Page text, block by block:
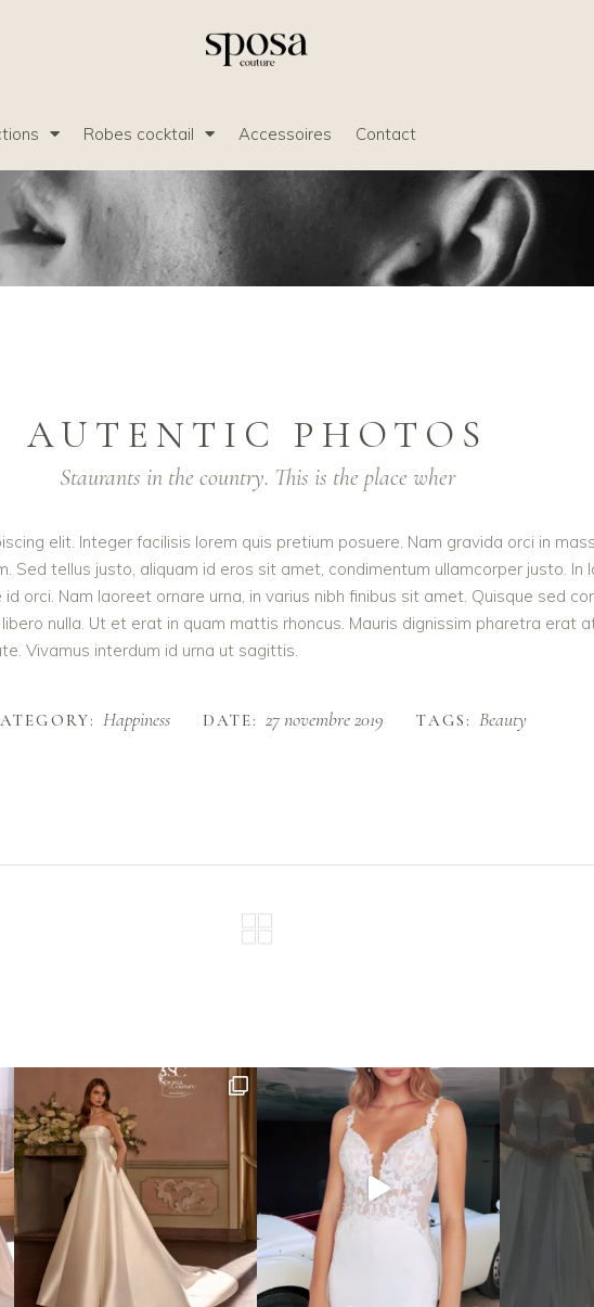
Robes cocktail Accessoires Contact
AUTENTIC PHOTOS
Staurants in the country. This is the place wher
elit. Integer facilisis lorem quis pretium posuere. Nam gravida orci in
Sed tellus justo, aliquam id eros sit amet, condimentum ullamcorper justo. In
orci. Nam laoreet ornare urna, in varius nibh finibus sit amet. Quisque sed
nulla. Ut et erat in quam mattis rhoncus. Mauris dignissim pharetra erat
Vivamus interdum id urna ut sagittis.
Happiness DATE: 27 novembre 2019 TAGS: Beauty